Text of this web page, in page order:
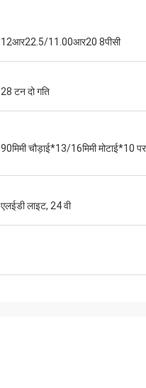
12आर22.5/11.00आर20 8पीसी
28 टन दो गति
90मिमी चौड़ाई*13/16मिमी मोटाई*10
एलईडी लाइट, 24 वी